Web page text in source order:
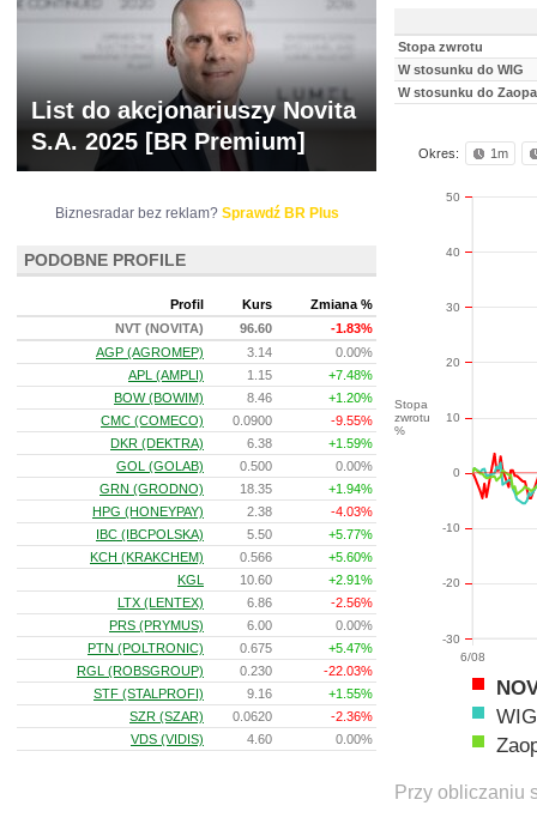
Stopa zwrotu
W stosunku do WIG
W stosunku do
Okres: 1m
6/08
Stopa
zwrotu
%
-30
-20
-10
0
10
20
30
40
50
WIG
Przy obliczaniu
List do akcjonariuszy Novita
S.A. 2025 [BR Premium]
Biznesradar bez reklam? Sprawdź BR Plus
PODOBNE PROFILE
Profil Kurs
Zmiana %
NVT (NOVITA)
96.60
-1.83%
AGP (AGROMEP)
3.14
0.00%
APL (AMPLI)
1.15
+7.48%
BOW (BOWIM)
8.46
+1.20%
CMC (COMECO)
0.0900
-9.55%
DKR (DEKTRA)
6.38
+1.59%
GOL (GOLAB)
0.500
0.00%
GRN (GRODNO)
18.35
+1.94%
HPG (HONEYPAY)
2.38
-4.03%
IBC (IBCPOLSKA)
5.50
+5.77%
KCH (KRAKCHEM)
0.566
+5.60%
KGL
10.60
+2.91%
LTX (LENTEX)
6.86
-2.56%
PRS (PRYMUS)
6.00
0.00%
PTN (POLTRONIC)
0.675
+5.47%
RGL (ROBSGROUP)
0.230
-22.03%
STF (STALPROFI)
9.16
+1.55%
SZR (SZAR)
0.0620
-2.36%
VDS (VIDIS)
4.60 0.00%